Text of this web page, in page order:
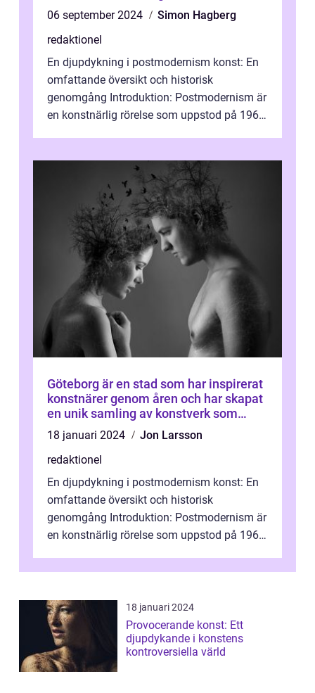
06 september 2024
Simon Hagberg
redaktionel
En djupdykning i postmodernism konst: En
omfattande översikt och historisk
genomgång Introduktion: Postmodernism är
en konstnärlig rörelse som uppstod på 1960-
Göteborg är en stad som har inspirerat
konstnärer genom åren och har skapat
en unik samling av konstverk som
representerar staden
18 januari 2024
Jon Larsson
redaktionel
En djupdykning i postmodernism konst: En
omfattande översikt och historisk
genomgång Introduktion: Postmodernism är
en konstnärlig rörelse som uppstod på 1960-
18 januari 2024
Provocerande konst: Ett
djupdykande i konstens
kontroversiella värld